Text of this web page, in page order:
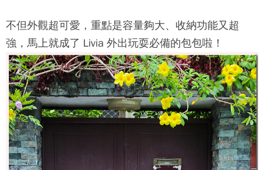
不但外觀超可愛，重點是容量夠大、收納功能又超
強，馬上就成了 Livia 外出玩耍必備的包包啦！